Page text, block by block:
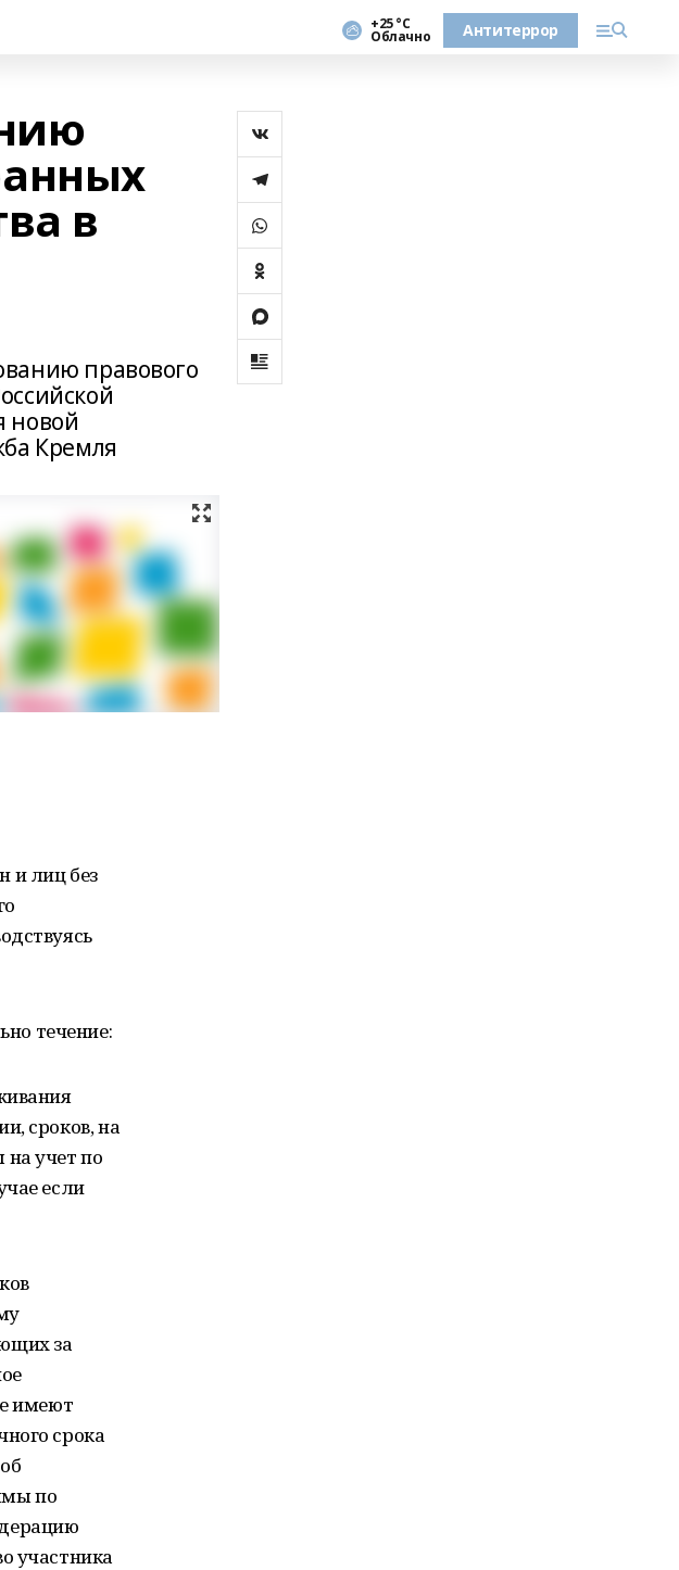
+25 °С
Облачно Антитеррор
в
правового
новой
Кремля
и лиц без
течение:
сроков, на
учет по
если
за
имеют
срока
по
участника